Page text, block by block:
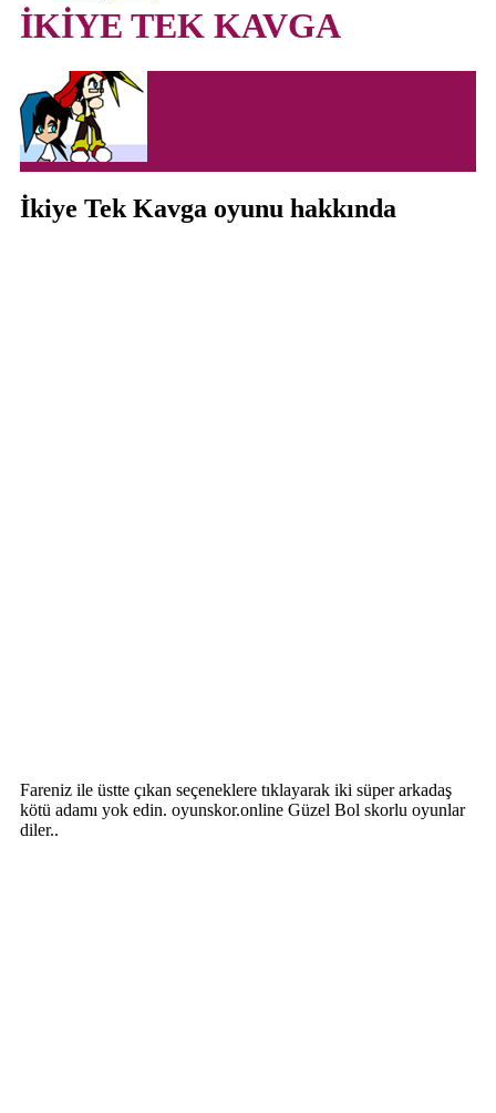
İKİYE TEK KAVGA
İkiye Tek Kavga oyunu hakkında
Fareniz ile üstte çıkan seçeneklere tıklayarak iki süper arkadaş
kötü adamı yok edin. oyunskor.online Güzel Bol skorlu oyunlar
diler..